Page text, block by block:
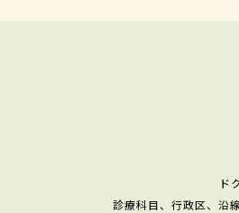
ド
診療科目、行政区、沿